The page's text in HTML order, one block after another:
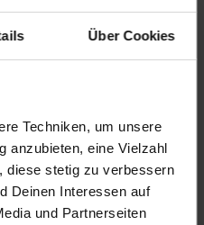
Über Cookies
Techniken, um unsere
anzubieten, eine Vielzahl
diese stetig zu verbessern
Deinen Interessen auf
und Partnerseiten